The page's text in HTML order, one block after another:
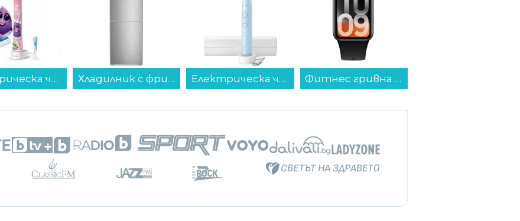
Електрическа четка за зъби Philips HX6352/42 Sonicare... Хладилник с фризер Liebherr KGNsf 52Vd03 , 330 l, D , No Frost , Инокс... Електрическа четка за зъби Philips HX7406/02 Sonicare... Фитнес гривна Xiaomi SMART BAND 10 PRO BLACK BHR08W9GL , 1.74...